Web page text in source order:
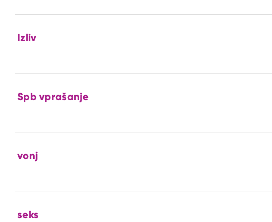
Izliv
Spb vprašanje
vonj
seks